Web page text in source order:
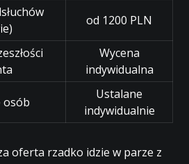
od 1200 PLN
Wycena
indywidualna
osób
Ustalane
indywidualnie
oferta rzadko idzie w parze z